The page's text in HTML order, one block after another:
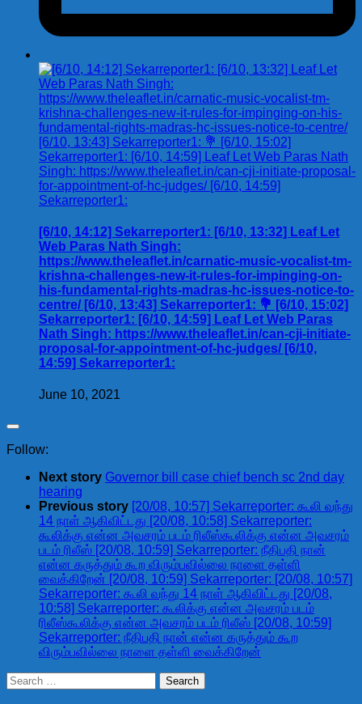
[6/10, 14:12] Sekarreporter1: [6/10, 13:32] Leaf Let
Web Paras Nath Singh:
https://www.theleaflet.in/carnatic-music-vocalist-tm-
krishna-challenges-new-it-rules-for-impinging-on-
his-fundamental-rights-madras-hc-issues-notice-to-
centre/ [6/10, 13:43] Sekarreporter1: 💐 [6/10, 15:02]
Sekarreporter1: [6/10, 14:59] Leaf Let Web Paras
Nath Singh: https://www.theleaflet.in/can-cji-initiate-
proposal-for-appointment-of-hc-judges/ [6/10,
14:59] Sekarreporter1:
June 10, 2021
Follow:
Next story Governor bill case chief bench sc 2nd day
hearing
Previous story [20/08, 10:57] Sekarreporter: கூலி வந்து
14 நாள் ஆகிவிட்டது [20/08, 10:58] Sekarreporter:
கூலிக்கு என்ன அவசரம் படம் ரிலீஸ்கூலிக்கு என்ன அவசரம்
படம் ரிலீஸ் [20/08, 10:59] Sekarreporter: நீதிபதி நான்
என்ன கருத்தும் கூற விரும்பவில்லை நாளை தள்ளி
வைக்கிறேன் [20/08, 10:59] Sekarreporter: [20/08, 10:57]
Sekarreporter: கூலி வந்து 14 நாள் ஆகிவிட்டது [20/08,
10:58] Sekarreporter: கூலிக்கு என்ன அவசரம் படம்
ரிலீஸ்கூலிக்கு என்ன அவசரம் படம் ரிலீஸ் [20/08, 10:59]
Sekarreporter: நீதிபதி நான் என்ன கருத்தும் கூற
விரும்பவில்லை நாளை தள்ளி வைக்கிறேன்
Search
for: